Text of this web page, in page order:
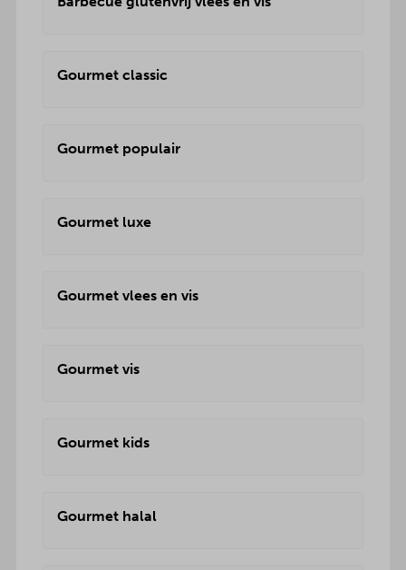
Gourmet classic
Gourmet populair
Gourmet luxe
Gourmet vlees en vis
Gourmet vis
Gourmet kids
Gourmet halal